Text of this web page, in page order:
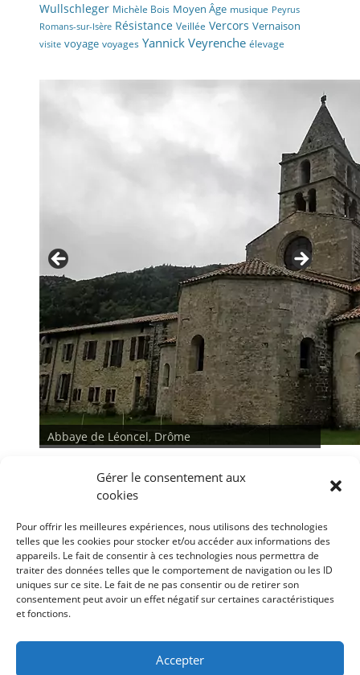
Gérer le consentement aux
cookies
Pour offrir les meilleures expériences, nous utilisons des technologies
telles que les cookies pour stocker et/ou accéder aux informations des
appareils. Le fait de consentir à ces technologies nous permettra de
traiter des données telles que le comportement de navigation ou les ID
uniques sur ce site. Le fait de ne pas consentir ou de retirer son
consentement peut avoir un effet négatif sur certaines caractéristiques
et fonctions.
Accepter
Wullschleger Michèle Bois Moyen Âge musique Peyrus
Romans-sur-Isère Résistance Veillée Vercors Vernaison
visite voyage voyages Yannick Veyrenche élevage
Abbaye de Léoncel, Drôme
< >
Conditions générales
Déclaration de confidentialité